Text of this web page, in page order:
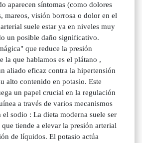
aparecen síntomas (como dolores
mareos, visión borrosa o dolor en el
suele estar ya en niveles muy
un posible daño significativo.
que reduce la presión
la que hablamos es el plátano ,
aliado eficaz contra la hipertensión
alto contenido en potasio. Este
un papel crucial en la regulación
a través de varios mecanismos
el sodio : La dieta moderna suele ser
tiende a elevar la presión arterial
de líquidos. El potasio actúa